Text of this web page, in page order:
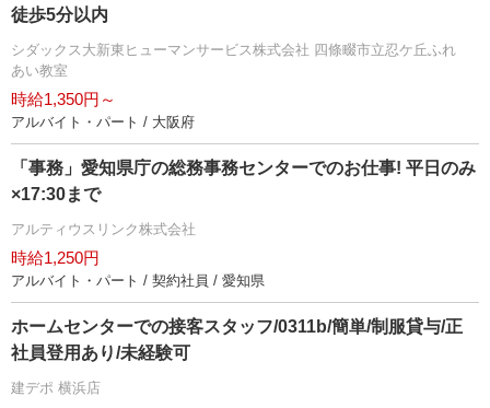
徒歩5分以内
シダックス大新東ヒューマンサービス株式会社 四條畷市立忍ケ丘ふれ
あい教室
時給1,350円～
アルバイト・パート / 大阪府
「事務」愛知県庁の総務事務センターでのお仕事! 平日のみ
×17:30まで
アルティウスリンク株式会社
時給1,250円
アルバイト・パート / 契約社員 / 愛知県
ホームセンターでの接客スタッフ/0311b/簡単/制服貸与/正
社員登用あり/未経験可
建デポ 横浜店